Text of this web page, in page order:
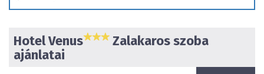
Hotel Venus
Zalakaros szoba
ajánlatai